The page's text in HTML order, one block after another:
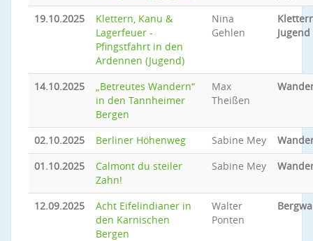
19.10.2025
Klettern, Kanu &
Lagerfeuer -
Pfingstfahrt in den
Ardennen (Jugend)
Nina
Gehlen
Jugend
14.10.2025
„Betreutes Wandern“
in den Tannheimer
Bergen
Max
Theißen
02.10.2025 Berliner Höhenweg Sabine Mey
01.10.2025
Calmont du steiler
Zahn!
Sabine Mey
12.09.2025
Acht Eifelindianer in
den Karnischen
Bergen
Walter
Ponten